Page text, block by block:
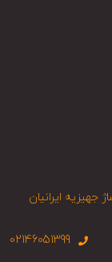
ایرانیان
02146051399